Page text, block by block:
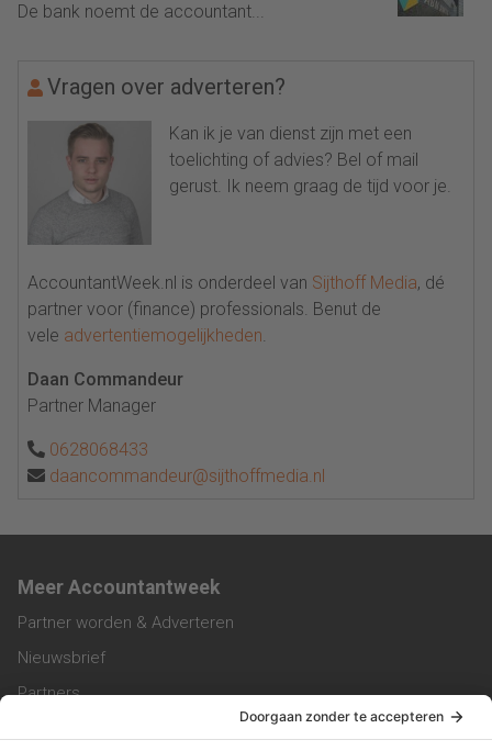
De bank noemt de accountant...
Vragen over adverteren?
Kan ik je van dienst zijn met een
toelichting of advies? Bel of mail
gerust. Ik neem graag de tijd voor je.
AccountantWeek.nl is onderdeel van Sijthoff Media, dé
partner voor (finance) professionals. Benut de
vele advertentiemogelijkheden.
Daan Commandeur
Partner Manager
0628068433
daancommandeur@sijthoffmedia.nl
Meer Accountantweek
Partner worden & Adverteren
Nieuwsbrief
Partners